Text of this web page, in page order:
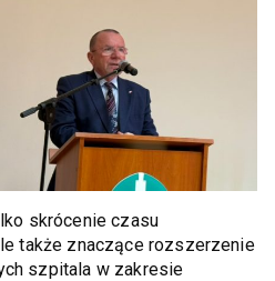
skrócenie czasu
także znaczące rozszerzenie
szpitala w zakresie